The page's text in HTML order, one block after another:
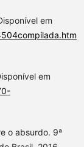
em
em
o absurdo. 9ª